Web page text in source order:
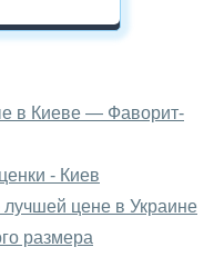
в нашем
в Киеве — Фаворит-
- Киев
цене в Украине
размера